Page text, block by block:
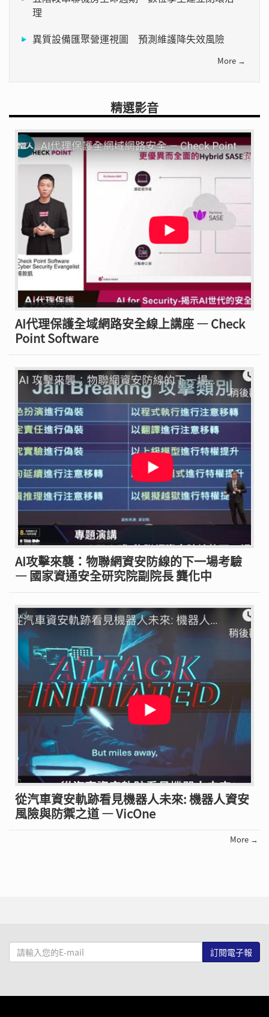
理
異質設備匯聚營運視圖 預測維護降失效風險
More →
精選影音
AI代理保護全域網路安全線上講座 — Check
Point Software
AI攻擊來襲：物聯網資安防線的下一場考驗
— 國家資通安全研究院副院長 龔化中
從汽車資安軌跡看見機器人未來: 機器人資安
風險與防禦之道 — VicOne
More →
請
輸